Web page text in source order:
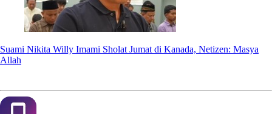
Suami Nikita Willy Imami Sholat Jumat di Kanada, Netizen: Masya
Allah